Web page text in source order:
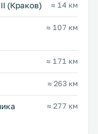
(Краков) ≈ 14 км
≈ 107 км
≈ 171 км
≈ 263 км
≈ 277 км